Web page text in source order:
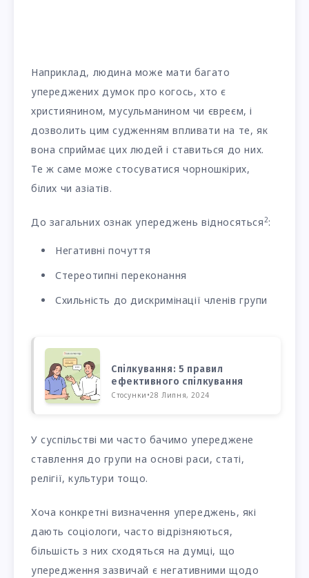
Наприклад, людина може мати багато
упереджених думок про когось, хто є
християнином, мусульманином чи євреєм, і
дозволить цим судженням впливати на те, як
вона сприймає цих людей і ставиться до них.
Те ж саме може стосуватися чорношкірих,
білих чи азіатів.
До загальних ознак упереджень відносяться 2:
Негативні почуття
Стереотипні переконання
Схильність до дискримінації членів групи
Спілкування: 5 правил
ефективного спілкування
Стосунки •28 Липня, 2024
У суспільстві ми часто бачимо упереджене
ставлення до групи на основі раси, статі,
релігії, культури тощо.
Хоча конкретні визначення упереджень, які
дають соціологи, часто відрізняються,
більшість з них сходяться на думці, що
упередження зазвичай є негативними щодо